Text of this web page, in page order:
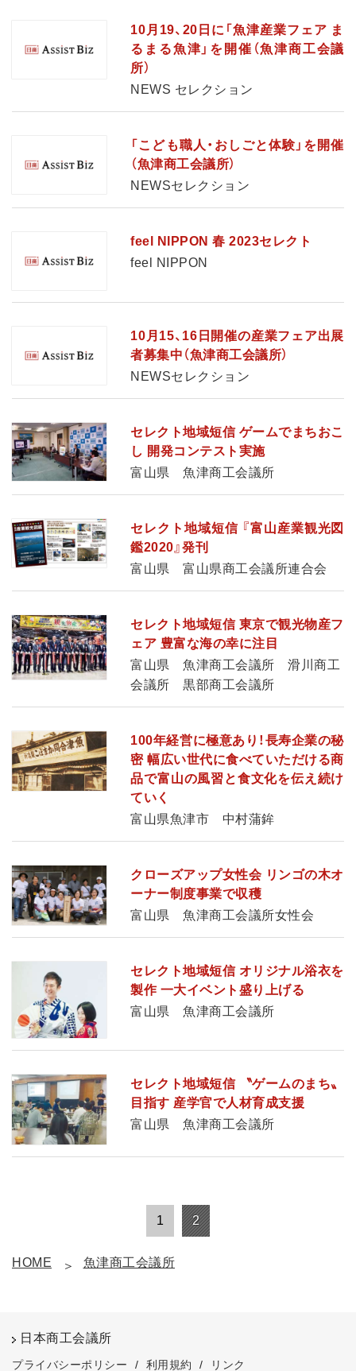
10月19、20日に「魚津産業フェア ま
るまる魚津」を開催（魚津商工会議
所）
NEWS セレクション
「こども職人・おしごと体験」を開催
（魚津商工会議所）
NEWSセレクション
feel NIPPON 春 2023セレクト
feel NIPPON
10月15、16日開催の産業フェア出展
者募集中（魚津商工会議所）
NEWSセレクション
セレクト地域短信 ゲームでまちおこ
し 開発コンテスト実施
富山県 魚津商工会議所
セレクト地域短信 『富山産業観光図
鑑2020』発刊
富山県 富山県商工会議所連合会
セレクト地域短信 東京で観光物産フ
ェア 豊富な海の幸に注目
富山県 魚津商工会議所 滑川商工
会議所 黒部商工会議所
100年経営に極意あり！長寿企業の秘
密 幅広い世代に食べていただける商
品で富山の風習と食文化を伝え続け
ていく
富山県魚津市 中村蒲鉾
クローズアップ女性会 リンゴの木オ
ーナー制度事業で収穫
富山県 魚津商工会議所女性会
セレクト地域短信 オリジナル浴衣を
製作 一大イベント盛り上げる
富山県 魚津商工会議所
セレクト地域短信 〝ゲームのまち〟
目指す 産学官で人材育成支援
富山県 魚津商工会議所
1 2
HOME 魚津商工会議所
日本商工会議所
プライバシーポリシー / 利用規約 / リンク